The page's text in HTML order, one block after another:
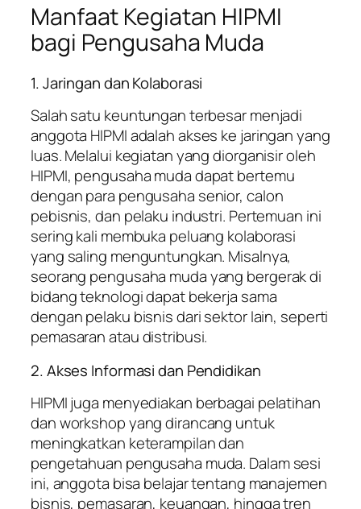
Manfaat Kegiatan HIPMI
bagi Pengusaha Muda
1. Jaringan dan Kolaborasi
Salah satu keuntungan terbesar menjadi
anggota HIPMI adalah akses ke jaringan yang
luas. Melalui kegiatan yang diorganisir oleh
HIPMI, pengusaha muda dapat bertemu
dengan para pengusaha senior, calon
pebisnis, dan pelaku industri. Pertemuan ini
sering kali membuka peluang kolaborasi
yang saling menguntungkan. Misalnya,
seorang pengusaha muda yang bergerak di
bidang teknologi dapat bekerja sama
dengan pelaku bisnis dari sektor lain, seperti
pemasaran atau distribusi.
2. Akses Informasi dan Pendidikan
HIPMI juga menyediakan berbagai pelatihan
dan workshop yang dirancang untuk
meningkatkan keterampilan dan
pengetahuan pengusaha muda. Dalam sesi
ini, anggota bisa belajar tentang manajemen
bisnis, pemasaran, keuangan, hingga tren